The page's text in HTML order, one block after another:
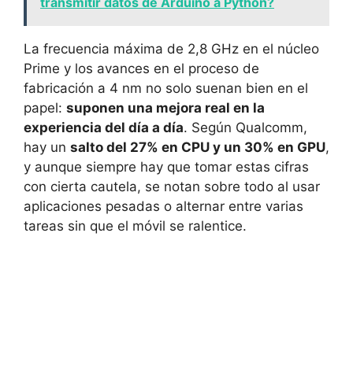
La frecuencia máxima de 2,8 GHz en el núcleo
Prime y los avances en el proceso de
fabricación a 4 nm no solo suenan bien en el
papel: suponen una mejora real en la
experiencia del día a día. Según Qualcomm,
hay un salto del 27% en CPU y un 30% en GPU,
y aunque siempre hay que tomar estas cifras
con cierta cautela, se notan sobre todo al usar
aplicaciones pesadas o alternar entre varias
tareas sin que el móvil se ralentice.